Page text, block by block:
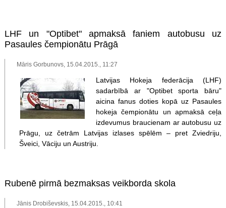
LHF un "Optibet" apmaksā faniem autobusu uz
Pasaules čempionātu Prāgā
Māris Gorbunovs, 15.04.2015., 11:27
Latvijas Hokeja federācija (LHF)
sadarbībā ar "Optibet sporta bāru"
aicina fanus doties kopā uz Pasaules
hokeja čempionātu un apmaksā ceļa
izdevumus braucienam ar autobusu uz
Prāgu, uz četrām Latvijas izlases spēlēm – pret Zviedriju,
Šveici, Vāciju un Austriju.
Rubenē pirmā bezmaksas veikborda skola
Jānis Drobiševskis, 15.04.2015., 10:41